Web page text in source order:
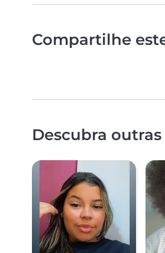
Compartilhe
Descubra